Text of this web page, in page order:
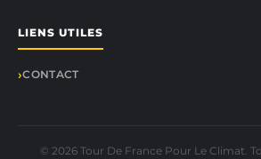
LIENS UTILES
CONTACT
© 2026 Tour De France Pour Le Climat.